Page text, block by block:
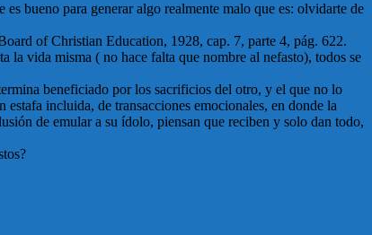
bueno para generar algo realmente malo que es: olvidarte de
of Christian Education, 1928, cap. 7, parte 4, pág. 622.
la vida misma ( no hace falta que nombre al nefasto), todos se
beneficiado por los sacrificios del otro, y el que no lo
incluida, de transacciones emocionales, en donde la
de emular a su ídolo, piensan que reciben y solo dan todo,